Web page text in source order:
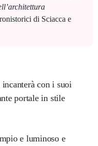
di Sciacca e
con i suoi
portale in stile
e luminoso e